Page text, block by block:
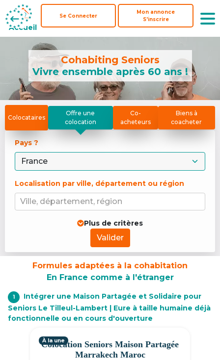
Accueil
Se Connecter
Mon annonce
S'inscrire
Accueil
Se Connecter
Mon annonce
S'inscrire
Cohabiting Seniors
Vivre ensemble après 60 ans !
Colocataires
Offre une
colocation
Co-
acheteurs
Biens à
coacheter
Pays ?
Localisation par ville, département ou région
Ville, département, région
Plus de critères
Valider
Formules adaptées à la cohabitation
En France comme à l'étranger
1
Intégrer une Maison Partagée et Solidaire pour
Seniors Le Tilleul-Lambert | Eure à taille humaine déjà
fonctionnelle ou en cours d'ouverture
Colocation Seniors Maison Partagée
Marrakech Maroc
À la une